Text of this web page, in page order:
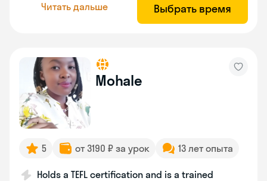
Читать дальше Выбрать время
Mohale
5 от 3190 ₽ за урок 13 лет опыта
Holds a TEFL certification and is a trained